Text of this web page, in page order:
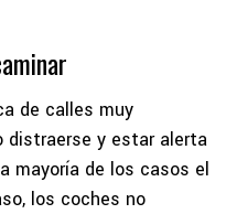
de calles muy
distraerse y estar alerta
mayoría de los casos el
los coches no